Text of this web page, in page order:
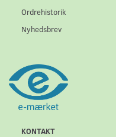
Ordrehistorik
Nyhedsbrev
KONTAKT